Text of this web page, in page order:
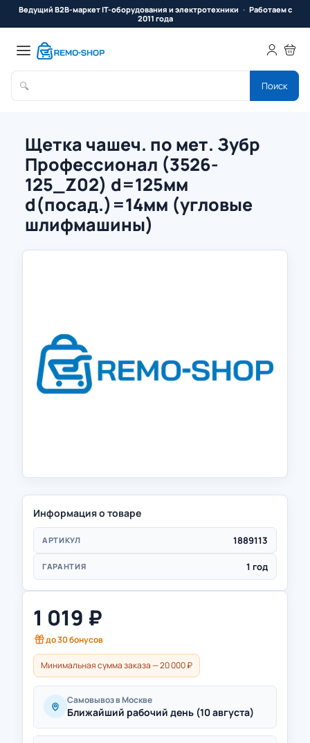
Ведущий B2B-маркет IT-оборудования и электротехники
Работаем с
2011 года
🔍 Поиск
Щетка чашеч. по мет. Зубр
Профессионал (3526-
125_Z02) d=125мм
d(посад.)=14мм (угловые
шлифмашины)
Информация о товаре
АРТИКУЛ 1889113
ГАРАНТИЯ 1 год
1 019 ₽
до30бонусов
Минимальная сумма заказа — 20 000 ₽
Самовывоз в Москве
Ближайший рабочий день (10 августа)